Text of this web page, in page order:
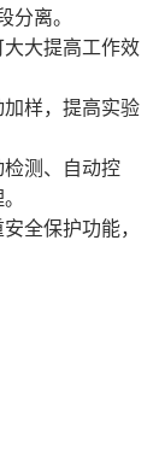
分离。
大提高工作效
样，提高实验
测、自动控
全保护功能，